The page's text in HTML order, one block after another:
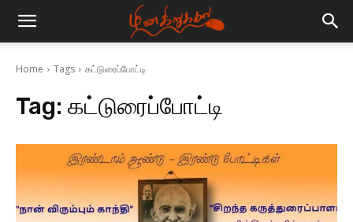
Home Tags கட்டுரைப்போட்டி
Tag: கட்டுரைப்போட்டி